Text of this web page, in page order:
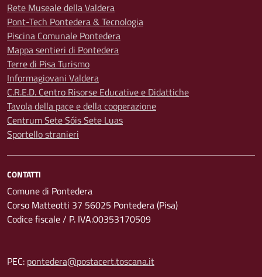
Rete Museale della Valdera
Pont-Tech Pontedera & Tecnologia
Piscina Comunale Pontedera
Mappa sentieri di Pontedera
Terre di Pisa Turismo
Informagiovani Valdera
C.R.E.D. Centro Risorse Educative e Didattiche
Tavola della pace e della cooperazione
Centrum Sete Sóis Sete Luas
Sportello stranieri
CONTATTI
Comune di Pontedera
Corso Matteotti 37 56025 Pontedera (Pisa)
Codice fiscale / P. IVA:00353170509
PEC: pontedera@postacert.toscana.it